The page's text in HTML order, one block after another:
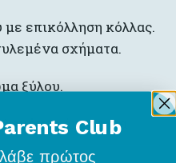
επικόλληση κόλλας.
σχήματα.
ξύλου.
άκρες για
Club
πρώτος